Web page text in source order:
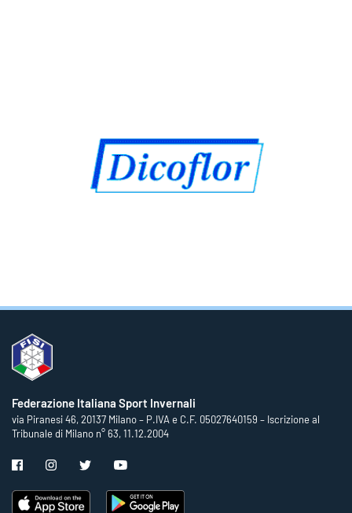
Federazione Italiana Sport Invernali
via Piranesi 46, 20137 Milano – P.IVA e C.F. 05027640159 – Iscrizione al
Tribunale di Milano n° 63, 11.12.2004